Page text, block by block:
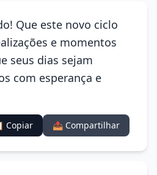
Que este novo ciclo
e momentos
seus dias sejam
com esperança e
Copiar 📤 Compartilhar